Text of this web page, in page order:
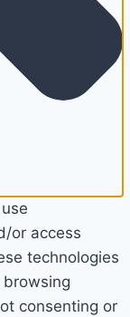
or access
technologies
consenting or